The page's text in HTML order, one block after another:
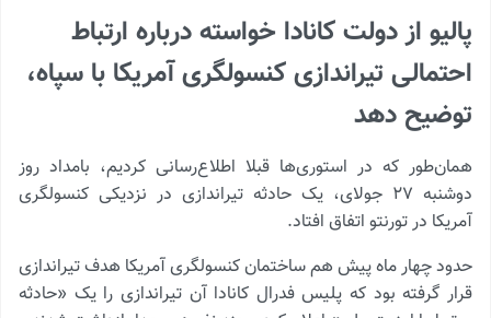
پالیو از دولت کانادا خواسته درباره ارتباط
احتمالی تیراندازی کنسولگری آمریکا با سپاه،
توضیح دهد
همان‌طور که در استوری‌ها قبلا اطلاع‌رسانی کردیم، بامداد روز
دوشنبه ۲۷ جولای، یک حادثه تیراندازی در نزدیکی کنسولگری
آمریکا در تورنتو اتفاق افتاد.
حدود چهار ماه پیش هم ساختمان کنسولگری آمریکا هدف تیراندازی
قرار گرفته بود که پلیس فدرال کانادا آن تیراندازی را یک «حادثه